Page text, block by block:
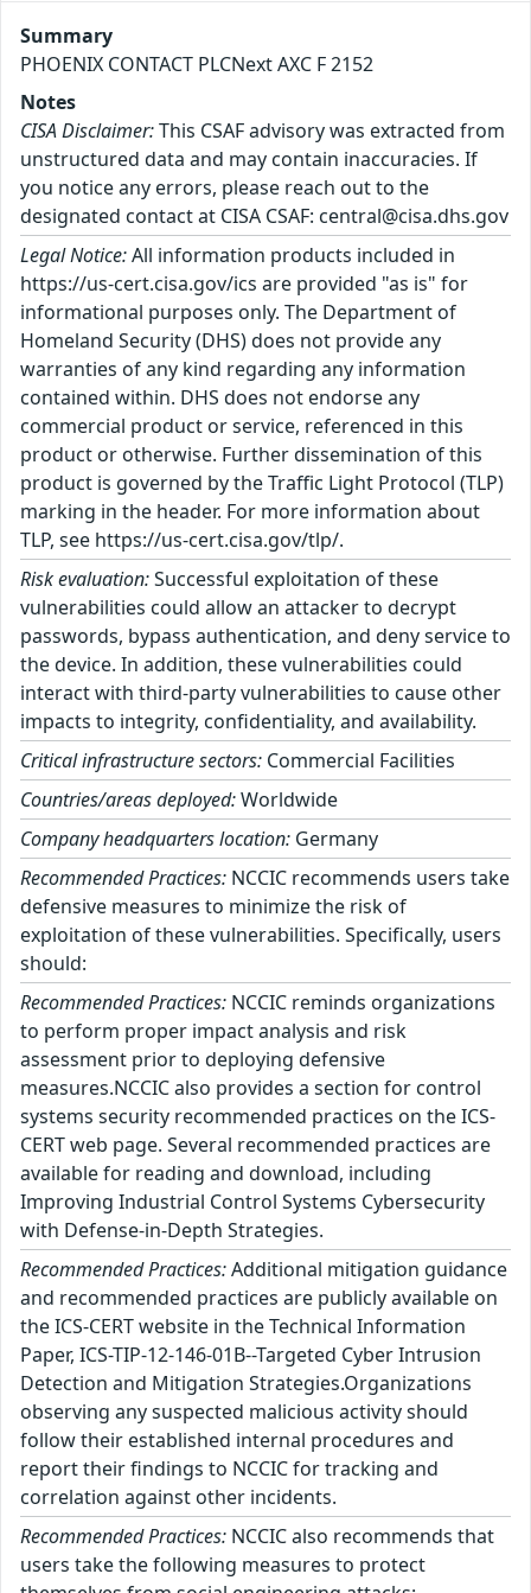
Summary
PHOENIX CONTACT PLCNext AXC F 2152
Notes
CISA Disclaimer:This CSAF advisory was extracted from
unstructured data and may contain inaccuracies. If
you notice any errors, please reach out to the
designated contact at CISA CSAF: central@cisa.dhs.gov
Legal Notice:All information products included in
https://us-cert.cisa.gov/ics are provided "as is" for
informational purposes only. The Department of
Homeland Security (DHS) does not provide any
warranties of any kind regarding any information
contained within. DHS does not endorse any
commercial product or service, referenced in this
product or otherwise. Further dissemination of this
product is governed by the Traffic Light Protocol (TLP)
marking in the header. For more information about
TLP, see https://us-cert.cisa.gov/tlp/.
Risk evaluation:Successful exploitation of these
vulnerabilities could allow an attacker to decrypt
passwords, bypass authentication, and deny service to
the device. In addition, these vulnerabilities could
interact with third-party vulnerabilities to cause other
impacts to integrity, confidentiality, and availability.
Critical infrastructure sectors: Commercial Facilities
Countries/areas deployed:Worldwide
Company headquarters location: Germany
Recommended Practices: NCCIC recommends users take
defensive measures to minimize the risk of
exploitation of these vulnerabilities. Specifically, users
should:
Recommended Practices: NCCIC reminds organizations
to perform proper impact analysis and risk
assessment prior to deploying defensive
measures.NCCIC also provides a section for control
systems security recommended practices on the ICS-
CERT web page. Several recommended practices are
available for reading and download, including
Improving Industrial Control Systems Cybersecurity
with Defense-in-Depth Strategies.
Recommended Practices:Additional mitigation guidance
and recommended practices are publicly available on
the ICS-CERT website in the Technical Information
Paper, ICS-TIP-12-146-01B--Targeted Cyber Intrusion
Detection and Mitigation Strategies.Organizations
observing any suspected malicious activity should
follow their established internal procedures and
report their findings to NCCIC for tracking and
correlation against other incidents.
Recommended Practices: NCCIC also recommends that
users take the following measures to protect